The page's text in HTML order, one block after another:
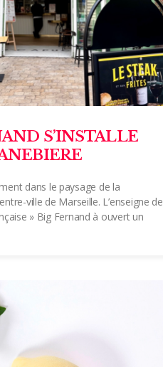
S’INSTALLE
dans le paysage de la
ville de Marseille. L’enseigne de
» Big Fernand à ouvert un